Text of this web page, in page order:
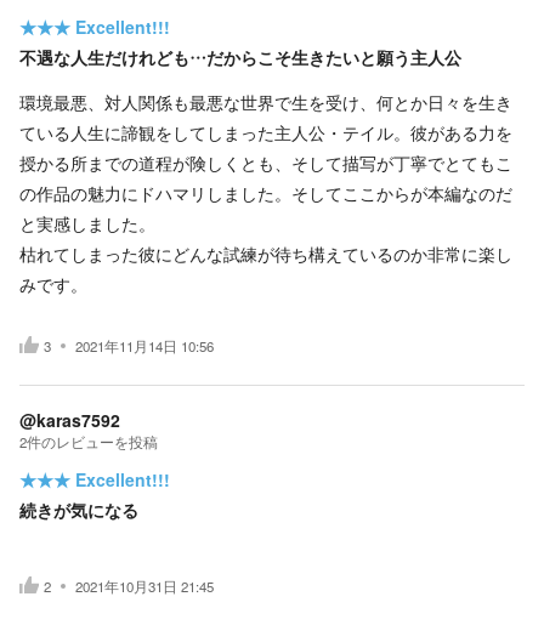
★★★ Excellent!!!
不遇な人生だけれども…だからこそ生きたいと願う主人公
環境最悪、対人関係も最悪な世界で生を受け、何とか日々を生き
ている人生に諦観をしてしまった主人公・テイル。彼がある力を
授かる所までの道程が険しくとも、そして描写が丁寧でとてもこ
の作品の魅力にドハマリしました。そしてここからが本編なのだ
と実感しました。
枯れてしまった彼にどんな試練が待ち構えているのか非常に楽し
みです。
3 2021年11月14日 10:56
@karas7592
2件のレビューを投稿
★★★ Excellent!!!
続きが気になる
2 2021年10月31日 21:45